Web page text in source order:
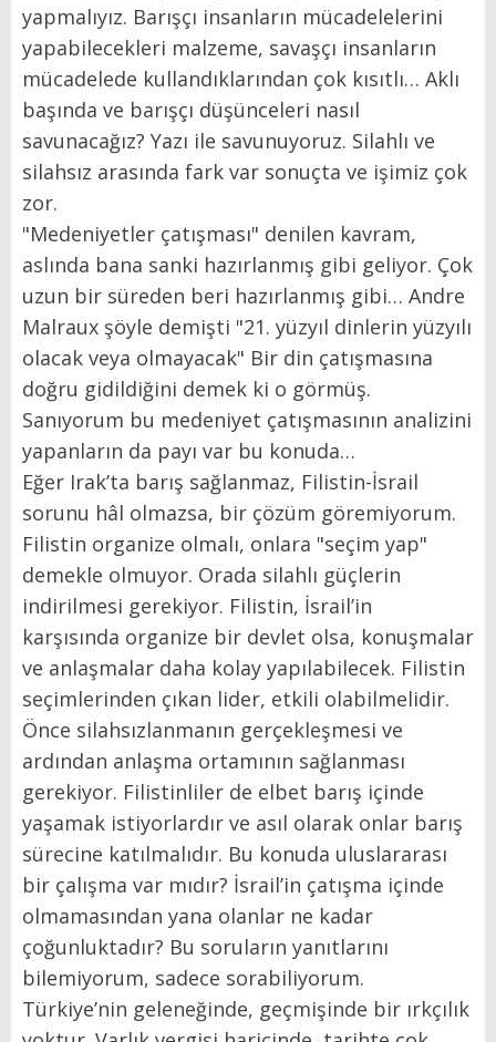
yapmalıyız. Barışçı insanların mücadelelerini
yapabilecekleri malzeme, savaşçı insanların
mücadelede kullandıklarından çok kısıtlı… Aklı
başında ve barışçı düşünceleri nasıl
savunacağız? Yazı ile savunuyoruz. Silahlı ve
silahsız arasında fark var sonuçta ve işimiz çok
zor.
"Medeniyetler çatışması" denilen kavram,
aslında bana sanki hazırlanmış gibi geliyor. Çok
uzun bir süreden beri hazırlanmış gibi… Andre
Malraux şöyle demişti "21. yüzyıl dinlerin yüzyılı
olacak veya olmayacak" Bir din çatışmasına
doğru gidildiğini demek ki o görmüş.
Sanıyorum bu medeniyet çatışmasının analizini
yapanların da payı var bu konuda…
Eğer Irak’ta barış sağlanmaz, Filistin-İsrail
sorunu hâl olmazsa, bir çözüm göremiyorum.
Filistin organize olmalı, onlara "seçim yap"
demekle olmuyor. Orada silahlı güçlerin
indirilmesi gerekiyor. Filistin, İsrail’in
karşısında organize bir devlet olsa, konuşmalar
ve anlaşmalar daha kolay yapılabilecek. Filistin
seçimlerinden çıkan lider, etkili olabilmelidir.
Önce silahsızlanmanın gerçekleşmesi ve
ardından anlaşma ortamının sağlanması
gerekiyor. Filistinliler de elbet barış içinde
yaşamak istiyorlardır ve asıl olarak onlar barış
sürecine katılmalıdır. Bu konuda uluslararası
bir çalışma var mıdır? İsrail’in çatışma içinde
olmamasından yana olanlar ne kadar
çoğunluktadır? Bu soruların yanıtlarını
bilemiyorum, sadece sorabiliyorum.
Türkiye’nin geleneğinde, geçmişinde bir ırkçılık